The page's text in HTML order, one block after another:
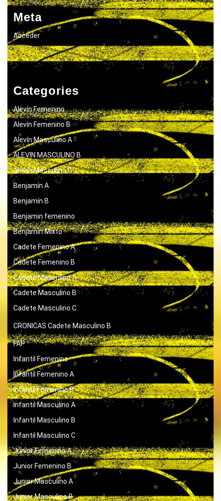
Meta
Acceder
Categories
Alevín Femenino
Alevín Femenino B
Alevín Masculino A
ALEVIN MASCULINO B
Alevín Masculino C
Benjamín A
Benjamín B
Benjamin femenino
Benjamín Mixto
Cadete Femenino A
Cadete Femenino B
Cadete Masculino A
Cadete Masculino B
Cadete Masculino C
CRONICAS Cadete Masculino B
FAP
Infantil Femenino
Infantil Femenino A
Infantil Femenino B
Infantil Masculino A
Infantil Masculino B
Infantil Masculino C
Junior Femenino A
Junior Femenino B
Junior Masculino A
Junior Masculino B